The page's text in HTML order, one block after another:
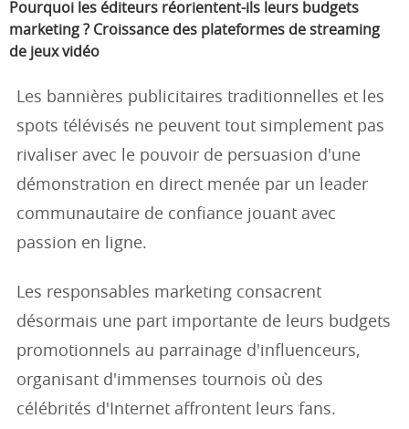
Pourquoi les éditeurs réorientent-ils leurs budgets
marketing ? Croissance des plateformes de streaming
de jeux vidéo
Les bannières publicitaires traditionnelles et les
spots télévisés ne peuvent tout simplement pas
rivaliser avec le pouvoir de persuasion d'une
démonstration en direct menée par un leader
communautaire de confiance jouant avec
passion en ligne.
Les responsables marketing consacrent
désormais une part importante de leurs budgets
promotionnels au parrainage d'influenceurs,
organisant d'immenses tournois où des
célébrités d'Internet affrontent leurs fans.